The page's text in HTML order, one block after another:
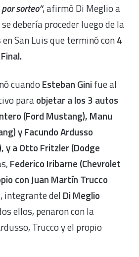
sorteo”, afirmó Di Meglio a
debería proceder luego de la
San Luis que terminó con4
cuando Esteban Gini fue al
paraobjetar a los 3 autos
(Ford Mustang), Manu
y Facundo Ardusso
y a Otto Fritzler (Dodge
Federico Iribarne (Chevrolet
con Juan Martín Trucco
, integrante del Di Meglio
ellos, penaron con la
Trucco y el propio